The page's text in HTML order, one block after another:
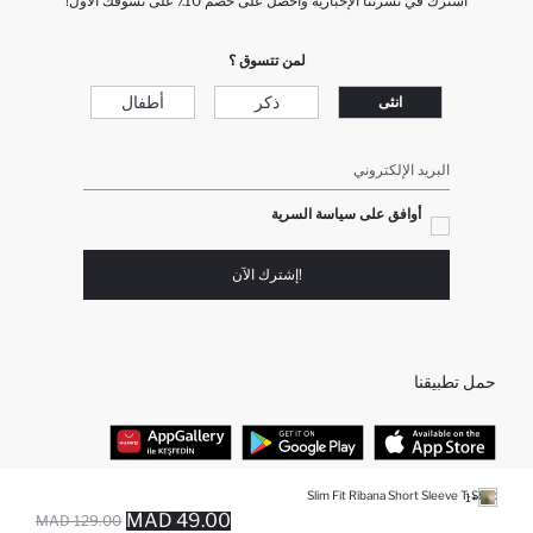
Slim Fit Ribana Short Sleeve T-Shirt
129.00 MAD 49.00 MAD
+1
لمن تتسوق ؟
انثى ذكر أطفال
البريد الإلكتروني
أوافق على سياسة السرية
!إشترك الآن
حمل تطبيقنا